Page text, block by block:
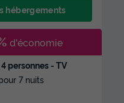
hébergements
personnes - TV
7 nuits
d'économie